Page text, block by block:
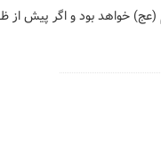
خواهد بود و اگر پیش از